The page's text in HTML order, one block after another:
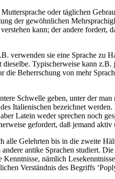
oder täglichen
der gewöhnlichen
kann; der andere fordert,
verwenden sie eine Sprache zu
Typischerweise kann
die Beherrschung von mehr
Schwelle geben, unter der
Italienischen bezeichnet
Latein weder sprechen noch
gefordert, daß jemand
Gelehrten bis in die zweite
antike Sprachen studiert.
nämlich
Verständnis des Begriffs